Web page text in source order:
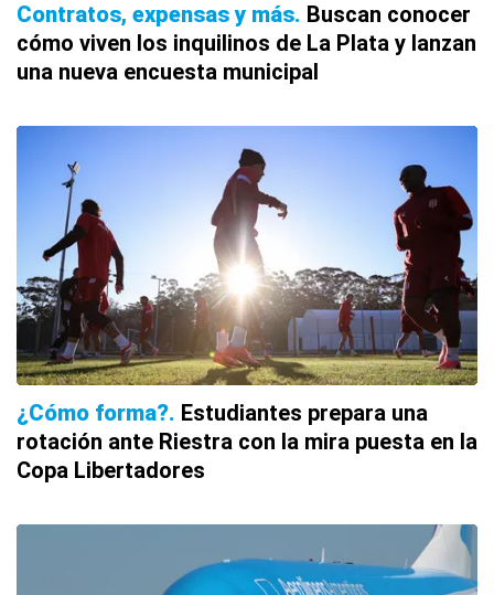
Contratos, expensas y más Buscan conocer
cómo viven los inquilinos de La Plata y lanzan
una nueva encuesta municipal
¿Cómo forma? Estudiantes prepara una
rotación ante Riestra con la mira puesta en la
Copa Libertadores